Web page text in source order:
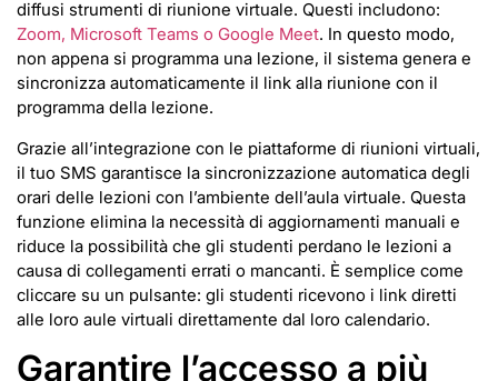
diffusi strumenti di riunione virtuale. Questi includono:
Zoom, Microsoft Teams o Google Meet. In questo modo,
non appena si programma una lezione, il sistema genera e
sincronizza automaticamente il link alla riunione con il
programma della lezione.
Grazie all’integrazione con le piattaforme di riunioni virtuali,
il tuo SMS garantisce la sincronizzazione automatica degli
orari delle lezioni con l’ambiente dell’aula virtuale. Questa
funzione elimina la necessità di aggiornamenti manuali e
riduce la possibilità che gli studenti perdano le lezioni a
causa di collegamenti errati o mancanti. È semplice come
cliccare su un pulsante: gli studenti ricevono i link diretti
alle loro aule virtuali direttamente dal loro calendario.
Garantire l’accesso a più